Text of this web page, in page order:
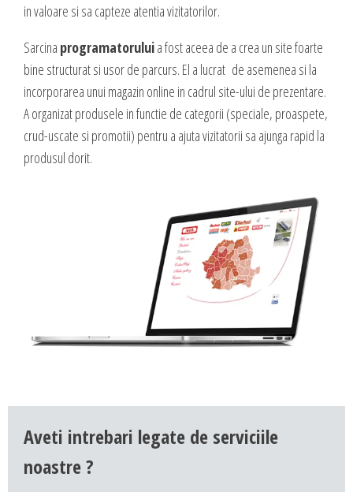
in valoare si sa capteze atentia vizitatorilor.
Sarcina programatoruluia fost aceea de a crea un site foarte
bine structurat si usor de parcurs. El a lucrat de asemenea si la
incorporarea unui magazin online in cadrul site-ului de prezentare.
A organizat produsele in functie de categorii (speciale, proaspete,
crud-uscate si promotii) pentru a ajuta vizitatorii sa ajunga rapid la
produsul dorit.
Aveti intrebari legate de serviciile
noastre ?